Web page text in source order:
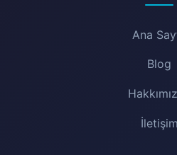
Ana
Blog
İletişim